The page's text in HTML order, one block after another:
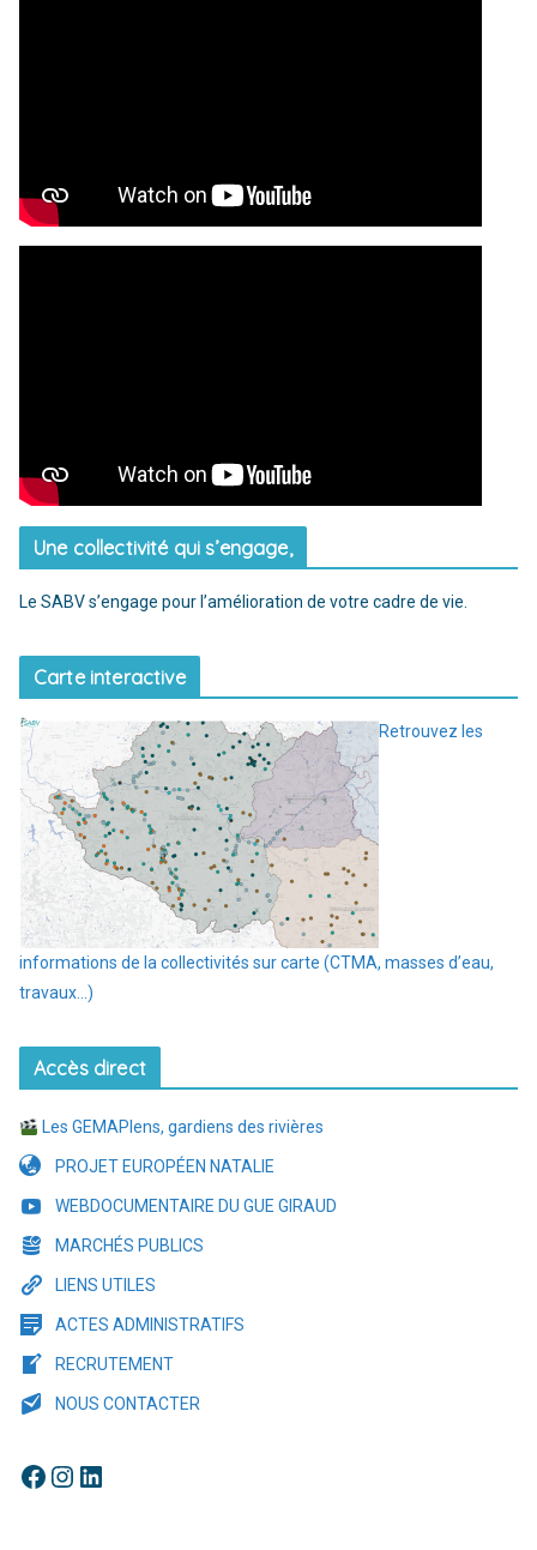
Une collectivité qui s’engage,
Le SABV s’engage pour l’amélioration de votre cadre de vie.
Carte interactive
Retrouvez les
informations de la collectivités sur carte (CTMA, masses d’eau,
travaux…)
Accès direct
Les GEMAPIens, gardiens des rivières
PROJET EUROPÉEN NATALIE
WEBDOCUMENTAIRE DU GUE GIRAUD
MARCHÉS PUBLICS
LIENS UTILES
ACTES ADMINISTRATIFS
RECRUTEMENT
NOUS CONTACTER
Facebook Instagram LinkedIn